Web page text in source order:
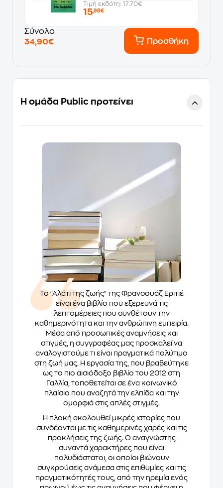
Τιμή εκδότη: 17.70€
15,98€
Σύνολο
34,90€
Προσθήκη
Η ομάδα Public προτείνει
Το "Αλάτι της ζωής" της Φρανσουάζ Εριτιέ
είναι ένα βιβλίο που εξερευνά τις
λεπτομέρειες που συνθέτουν την
καθημερινότητα και την ανθρώπινη εμπειρία.
Μέσα από προσωπικές αναμνήσεις και
στιγμές, η συγγραφέας μας προσκαλεί να
αναλογιστούμε τι είναι πραγματικά πολύτιμο
στη ζωή μας. Η εργασία της, που βραβεύτηκε
ως το πιο αισιόδοξο βιβλίο του 2012 στη
Γαλλία, τοποθετείται σε ένα κοινωνικό
πλαίσιο που αναζητά την ελπίδα και την
ομορφιά στις απλές στιγμές.
Η πλοκή ακολουθεί μικρές ιστορίες που
συνδέονται με τις καθημερινές χαρές και τις
προκλήσεις της ζωής. Ο αναγνώστης
συναντά χαρακτήρες που είναι
πολυδιάστατοι, οι οποίοι βιώνουν
συγκρούσεις ανάμεσα στις επιθυμίες και τις
πραγματικότητές τους, από την ηρεμία ενός